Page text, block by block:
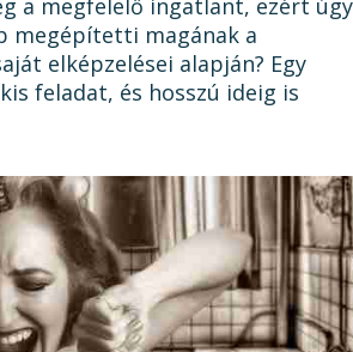
a megfelelő ingatlant, ezért úgy
megépítetti magának a
elképzelései alapján? Egy
feladat, és hosszú ideig is